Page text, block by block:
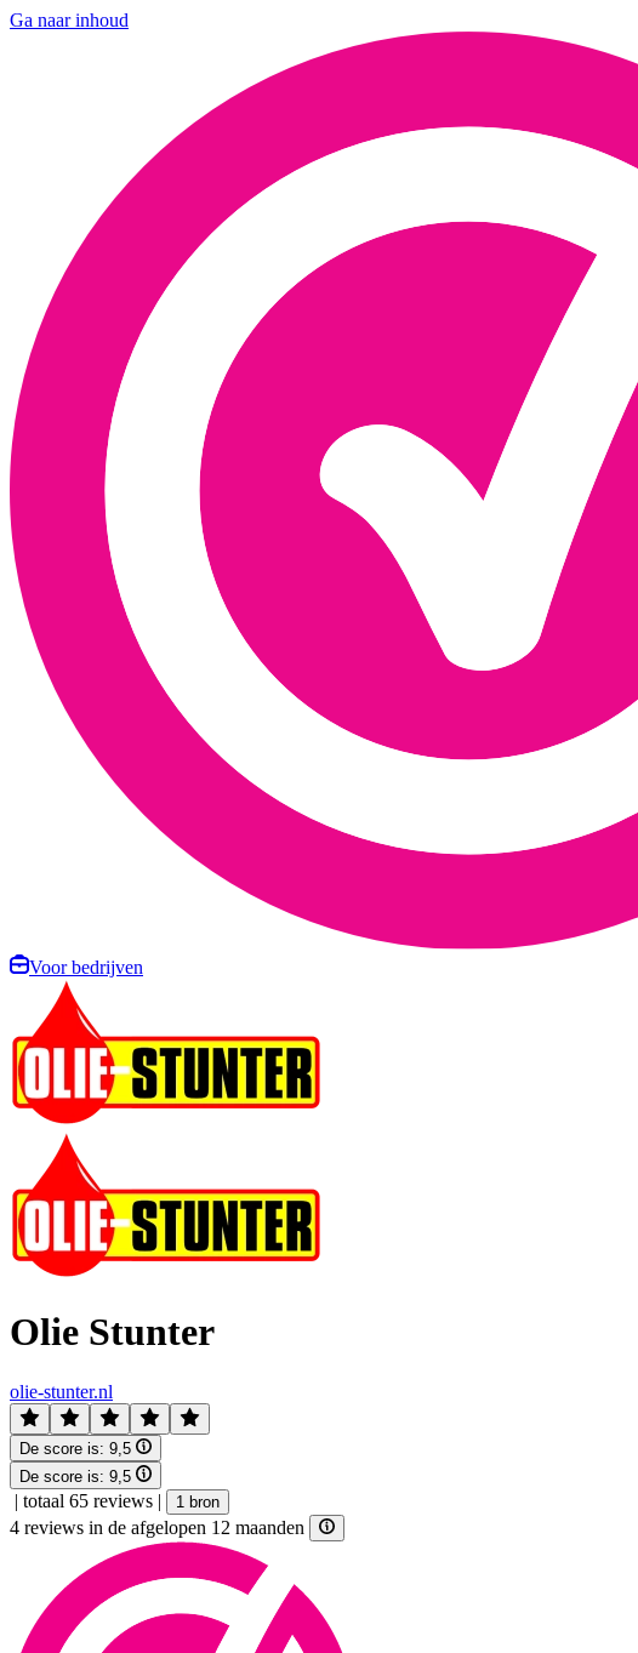
Ga naar inhoud
Voor bedrijven
Olie Stunter
olie-stunter.nl
De score is: 9,5
De score is: 9,5
| totaal 65 reviews | 1 bron
4 reviews in de afgelopen 12 maanden